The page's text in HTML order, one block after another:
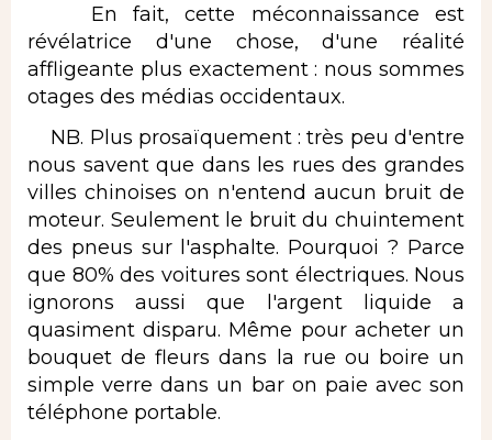
En fait, cette méconnaissance est
révélatrice d'une chose, d'une réalité
affligeante plus exactement : nous sommes
otages des médias occidentaux.
NB. Plus prosaïquement : très peu d'entre
nous savent que dans les rues des grandes
villes chinoises on n'entend aucun bruit de
moteur. Seulement le bruit du chuintement
des pneus sur l'asphalte. Pourquoi ? Parce
que 80% des voitures sont électriques. Nous
ignorons aussi que l'argent liquide a
quasiment disparu. Même pour acheter un
bouquet de fleurs dans la rue ou boire un
simple verre dans un bar on paie avec son
téléphone portable.